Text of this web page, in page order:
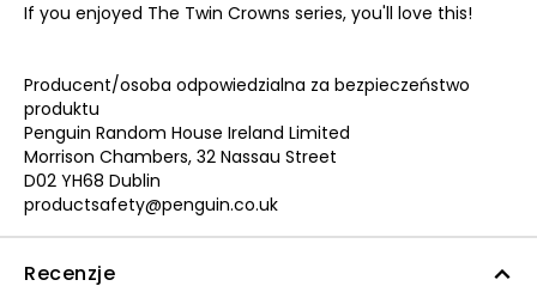
If you enjoyed The Twin Crowns series, you'll love this!
Producent/osoba odpowiedzialna za bezpieczeństwo
produktu
Penguin Random House Ireland Limited
Morrison Chambers, 32 Nassau Street
D02 YH68 Dublin
productsafety@penguin.co.uk
Recenzje